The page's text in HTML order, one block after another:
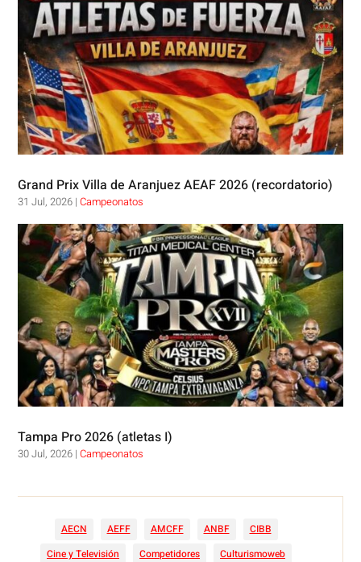
Grand Prix Villa de Aranjuez AEAF 2026 (recordatorio)
31 Jul, 2026 |Campeonatos
Tampa Pro 2026 (atletas I)
30 Jul, 2026 |Campeonatos
AECN AEFF AMCFF ANBF
CIBB
Cine y Televisión
Competidores
Culturismoweb